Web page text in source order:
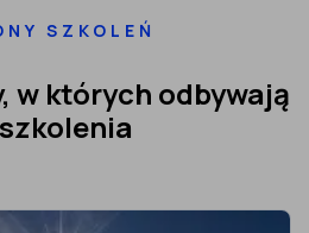
SZKOLEŃ
w których odbywają